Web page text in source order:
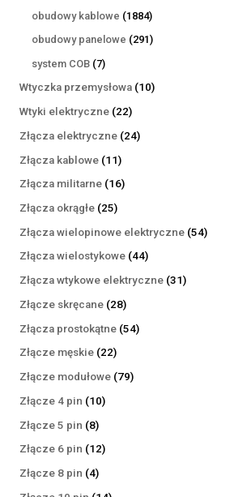
obudowy kablowe 18841884
produkty
obudowy panelowe 291291
system COB 77
produktów
Wtyczka przemysłowa 1010
Wtyki elektryczne 2222
produkty
Złącza elektryczne 2424
Złącza kablowe 1111
produktów
Złącza militarne 1616
Złącza okrągłe 2525
produktów
Złącza wielopinowe elektryczne 5454
Złącza wielostykowe 4444
produkty
Złącza wtykowe elektryczne 3131
Złącze skręcane 2828
produktów
Złącza prostokątne 5454
Złącze męskie 2222
produkty
Złącze modułowe 7979
Złącze 4 pin 1010
Złącze 5 pin 88
produktów
Złącze 6 pin 1212
Złącze 8 pin 44
produkty